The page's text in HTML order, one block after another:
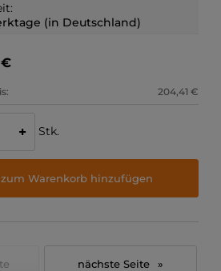
(in Deutschland)
€
204,41 €
+ Stk.
zum Warenkorb hinzufügen
»